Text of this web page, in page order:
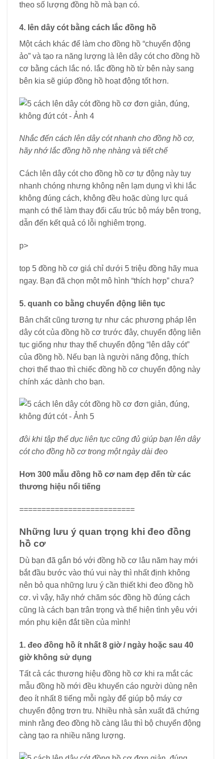
theo số lượng đồng hồ mà bạn có.
4. lên dây cót bằng cách lắc đồng hồ
Một cách khác để làm cho đồng hồ “chuyển động
ảo” và tạo ra năng lượng là lên dây cót cho đồng hồ
cơ bằng cách lắc nó. lắc đồng hồ từ bên này sang
bên kia sẽ giúp đồng hồ hoạt động tốt hơn.
Nhắc đến cách lên dây cót nhanh cho đồng hồ cơ,
hãy nhớ lắc đồng hồ nhẹ nhàng và tiết chế
Cách lên dây cót cho đồng hồ cơ tự động này tuy
nhanh chóng nhưng không nên lạm dụng vì khi lắc
không đúng cách, không đều hoặc dùng lực quá
mạnh có thể làm thay đổi cấu trúc bộ máy bên trong,
dẫn đến kết quả có lỗi nghiêm trọng.
p>
top 5 đồng hồ cơ giá chỉ dưới 5 triệu đồng hãy mua
ngay. Bạn đã chọn một mô hình “thích hợp” chưa?
5. quanh co bằng chuyển động liên tục
Bản chất cũng tương tự như các phương pháp lên
dây cót của đồng hồ cơ trước đây, chuyển động liên
tục giống như thay thế chuyển động “lên dây cót”
của đồng hồ. Nếu bạn là người năng động, thích
chơi thể thao thì chiếc đồng hồ cơ chuyển động này
chính xác dành cho bạn.
đôi khi tập thể dục liên tục cũng đủ giúp bạn lên dây
cót cho đồng hồ cơ trong một ngày dài đeo
Hơn 300 mẫu đồng hồ cơ nam đẹp đến từ các
thương hiệu nổi tiếng
==========================
Những lưu ý quan trọng khi đeo đồng
hồ cơ
Dù bạn đã gắn bó với đồng hồ cơ lâu năm hay mới
bắt đầu bước vào thú vui này thì nhất định không
nên bỏ qua những lưu ý cần thiết khi đeo đồng hồ
cơ. vì vậy, hãy nhớ chăm sóc đồng hồ đúng cách
cũng là cách bạn trân trọng và thể hiện tình yêu với
món phụ kiện đắt tiền của mình!
1. đeo đồng hồ ít nhất 8 giờ / ngày hoặc sau 40
giờ không sử dụng
Tất cả các thương hiệu đồng hồ cơ khi ra mắt các
mẫu đồng hồ mới đều khuyến cáo người dùng nên
đeo ít nhất 8 tiếng mỗi ngày để giúp bộ máy cơ
chuyển động trơn tru. Nhiều nhà sản xuất đã chứng
minh rằng đeo đồng hồ càng lâu thì bộ chuyển động
càng tạo ra nhiều năng lượng.